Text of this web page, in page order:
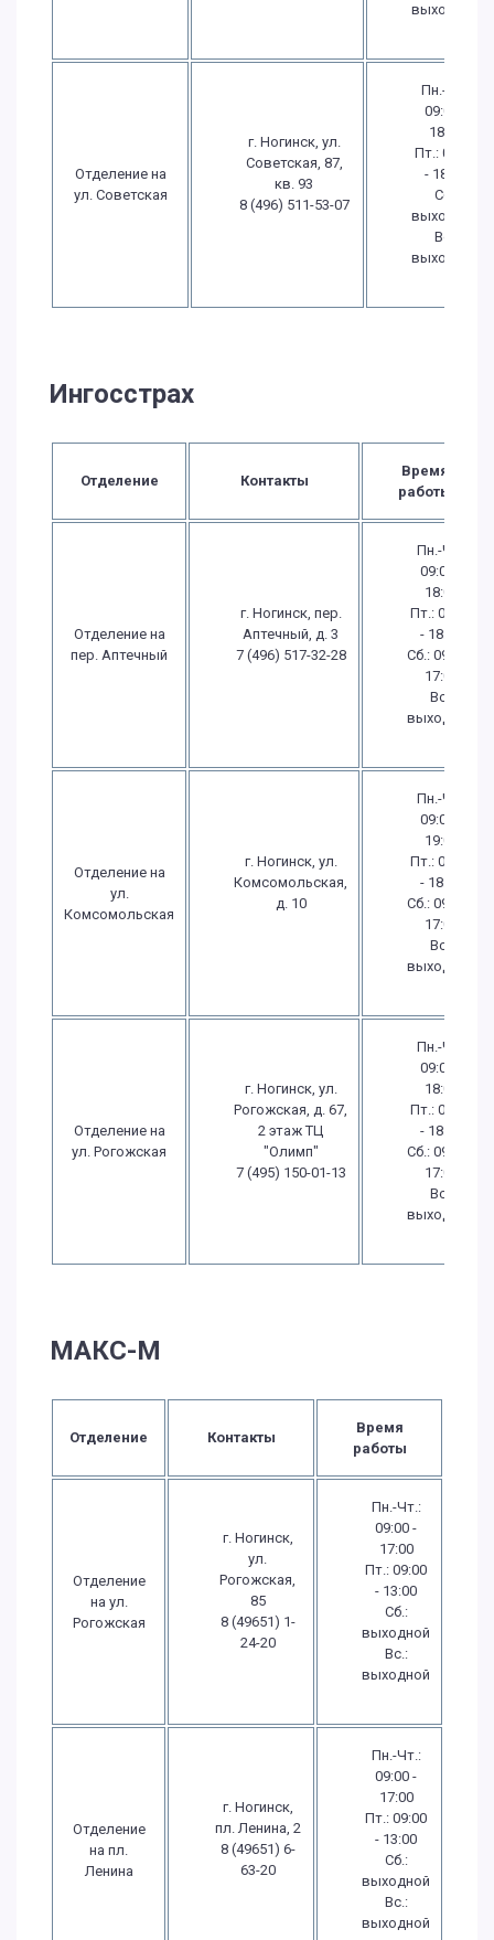
выходной
Отделение на
ул. Советская
г. Ногинск, ул.
Советская, 87,
кв. 93
8 (496) 511-53-07
Пн.-Чт.:
09:00 -
18:00
Пт.: 09:00
- 18:00
Сб.:
выходной
Вс.:
выходной
Ингосстрах
Отделение Контакты
Время
работы
Отделение на
пер. Аптечный
г. Ногинск, пер.
Аптечный, д. 3
7 (496) 517-32-28
Пн.-Чт.:
09:00 -
18:00
Пт.: 09:00
- 18:00
Сб.: 09:00 -
17:00
Вс.:
выходной
Отделение на
ул.
Комсомольская
г. Ногинск, ул.
Комсомольская,
д. 10
Пн.-Чт.:
09:00 -
19:00
Пт.: 09:00
- 18:00
Сб.: 09:00 -
17:00
Вс.:
выходной
Отделение на
ул. Рогожская
г. Ногинск, ул.
Рогожская, д. 67,
2 этаж ТЦ
"Олимп"
7 (495) 150-01-13
Пн.-Чт.:
09:00 -
18:00
Пт.: 09:00
- 18:00
Сб.: 09:00 -
17:00
Вс.:
выходной
МАКС-М
Отделение Контакты
Время
работы
Отделение
на ул.
Рогожская
г. Ногинск,
ул.
Рогожская,
85
8 (49651) 1-
24-20
Пн.-Чт.:
09:00 -
17:00
Пт.: 09:00
- 13:00
Сб.:
выходной
Вс.:
выходной
Отделение
на пл.
Ленина
г. Ногинск,
пл. Ленина, 2
8 (49651) 6-
63-20
Пн.-Чт.:
09:00 -
17:00
Пт.: 09:00
- 13:00
Сб.:
выходной
Вс.:
выходной